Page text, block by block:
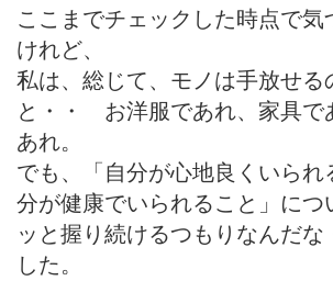
ここまでチェックした時点で気
けれど、
私は、総じて、モノは手放せる
と・・ お洋服であれ、家具で
あれ。
でも、「自分が心地良くいられ
分が健康でいられること」につ
ッと握り続けるつもりなんだな
した。